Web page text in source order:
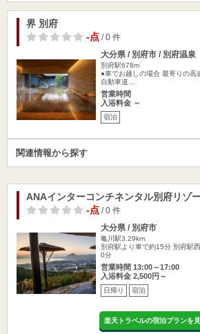
界 別府
-点/ 0 件
大分県 / 別府市 / 別府温泉
別府駅678m
●車でお越しの場合 最寄りの高
自動車道…
営業時間
入浴料金 ～
宿泊
関連情報から探す
ANAインターコンチネンタル別府リゾ
-点/ 0 件
大分県 / 別府市
亀川駅3.29km
別府駅より車で約15分 別府駅
0分
営業時間 13:00～17:00
入浴料金 2,500円～
日帰り 宿泊
楽天トラベルの宿泊プランを